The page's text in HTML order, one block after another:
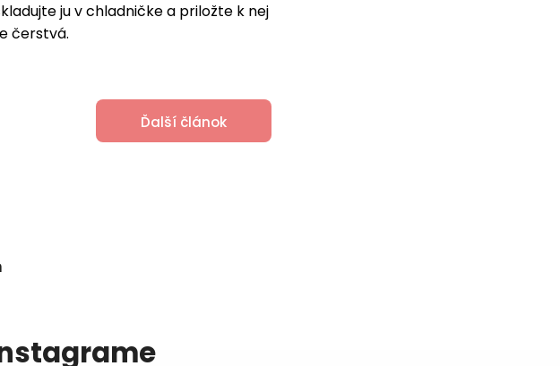
ju v chladničke a priložte k nej
čerstvá.
Ďalší článok